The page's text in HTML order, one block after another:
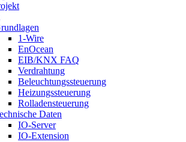
1-Wire
EnOcean
EIB/KNX FAQ
Verdrahtung
Beleuchtungssteuerung
Heizungssteuerung
Rolladensteuerung
Daten
IO-Server
IO-Extension